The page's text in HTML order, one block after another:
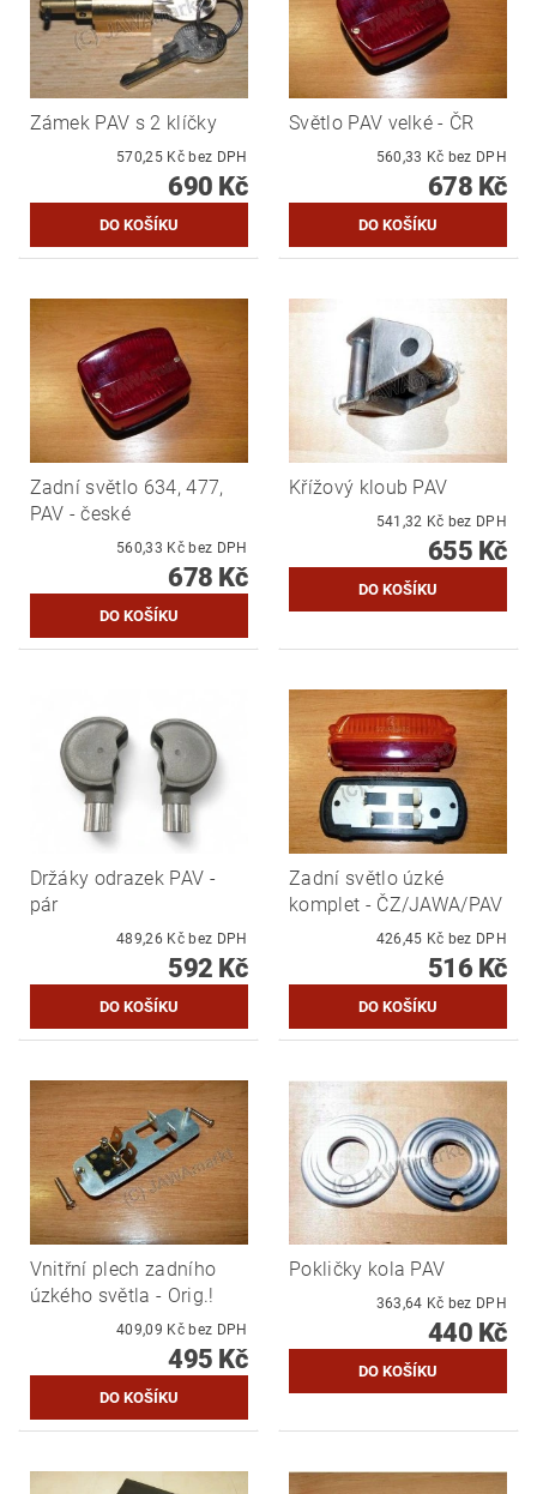
Zámek PAV s 2 klíčky
570,25 Kč bez DPH
690 Kč
Světlo PAV velké - ČR
560,33 Kč bez DPH
678 Kč
Zadní světlo 634, 477,
PAV - české
560,33 Kč bez DPH
678 Kč
Křížový kloub PAV
541,32 Kč bez DPH
655 Kč
Držáky odrazek PAV -
pár
489,26 Kč bez DPH
592 Kč
Zadní světlo úzké
komplet - ČZ/JAWA/PAV
426,45 Kč bez DPH
516 Kč
Vnitřní plech zadního
úzkého světla - Orig.!
409,09 Kč bez DPH
495 Kč
Pokličky kola PAV
363,64 Kč bez DPH
440 Kč